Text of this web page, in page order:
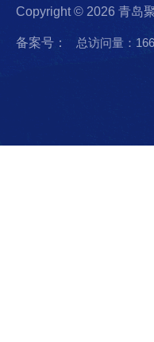
Copyright © 2026 青岛
备案号： 总访问量：